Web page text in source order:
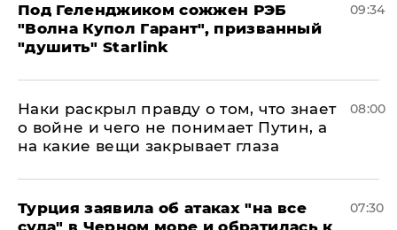
Под Геленджиком сожжен РЭБ
"Волна Купол Гарант", призванный
"душить" Starlink
09:34
Наки раскрыл правду о том, что знает
о войне и чего не понимает Путин, а
на какие вещи закрывает глаза
08:00
Турция заявила об атаках "на все
суда" в Черном море и обратилась к
07:30